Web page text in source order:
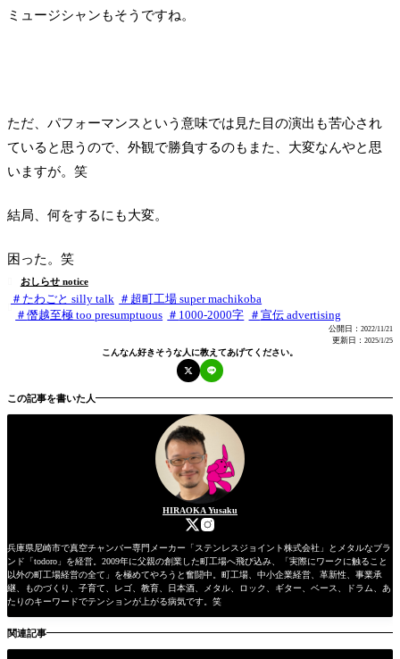
大事ですし、背中で語りたい時には「無駄にかっこつける」ことも大事なんです
が。自分自身の姿と自分の会社の姿が重なって見える部分もあって、「見てく
ミュージシャンもそうですね。
ただ、パフォーマンスという意味では見た目の演出も苦心され
ていると思うので、外観で勝負するのもまた、大変なんやと思
いますが。笑
結局、何をするにも大変。
困った。笑
おしらせ notice

たわごと silly talk
超町工場 super machikoba
僭越至極 too presumptuous
1000-2000字 宣伝 advertising
公開日： 2022/11/21
更新日： 2025/1/25
こんなん好きそうな人に教えてあげてください。
この記事を書いた人
HIRAOKA Yusaku
兵庫県尼崎市で真空チャンバー専門メーカー「ステンレスジョイント株式会社」とメタルなブラ
ンド「todoro」を経営。2009年に父親の創業した町工場へ飛び込み、「実際にワークに触ること
以外の町工場経営の全て」を極めてやろうと奮闘中。町工場、中小企業経営、革新性、事業承
継、ものづくり、子育て、レゴ、教育、日本酒、メタル、ロック、ギター、ベース、ドラム、あ
たりのキーワードでテンションが上がる病気です。笑
関連記事